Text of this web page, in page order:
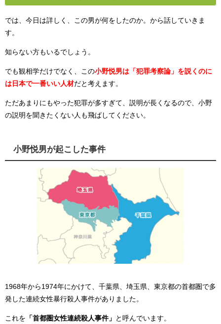
では、今日は詳しく、この男が何をしたのか。から話していきま
す。
知らない方もいるでしょう。
でも観相学だけでなく、この小野悦男は「犯罪考察論」を説くのに
は日本で一番いい人材だと考えます。
ただあまりにもやった犯罪が多すぎて、説明が長くなるので、小野
の説明を聞きたくない人も飛ばしてください。
小野悦男が起こした事件
1968年から1974年にかけて、千葉県、埼玉県、東京都の首都圏で多
発した連続女性暴行殺人事件がありました。
これを 「首都圏女性連続殺人事件」 と呼んでいます。